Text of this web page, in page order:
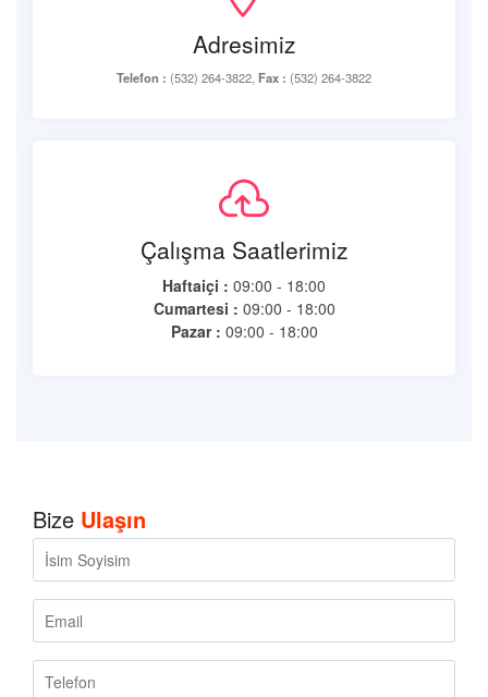
Adresimiz
Telefon : (532) 264-3822, Fax : (532) 264-3822
Çalışma Saatlerimiz
Haftaiçi : 09:00 - 18:00
Cumartesi : 09:00 - 18:00
Pazar : 09:00 - 18:00
Bize Ulaşın